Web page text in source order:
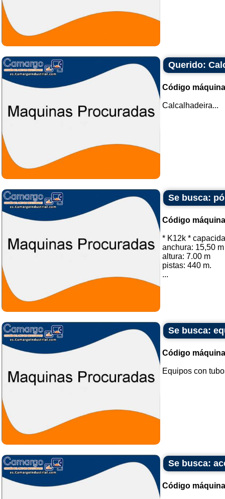
Querido:
Código
Calcalhadeira...
Se busca:
Código
* K12k *
anchura: 15,50 m
altura: 7.00 m
pistas: 440 m.
...
Se busca:
Código
Equipos con
Se busca:
Código